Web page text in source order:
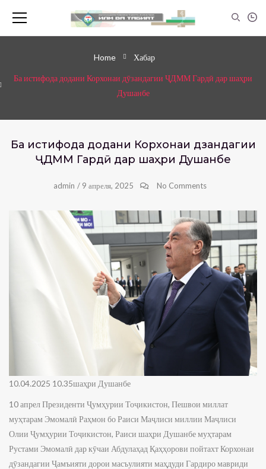
Home Хабар
Ба истифода додани Корхонаи дӯзандагии ҶДММ Гардӣ дар шаҳри
Душанбе
Ба истифода додани Корхонаи дӯзандагии
ҶДММ Гардӣ дар шаҳри Душанбе
admin / 9 апреля, 2025 No Comments
10.04.2025 10.35шаҳри Душанбе
10 апрел Президенти Ҷумҳурии Тоҷикистон, Пешвои миллат
муҳтарам Эмомалӣ Раҳмон бо Раиси Маҷлиси миллии Маҷлиси
Олии Ҷумҳурии Тоҷикистон, Раиси шаҳри Душанбе муҳтарам
Рустами Эмомалӣ дар кӯчаи Абдулаҳад Қаҳҳорови пойтахт Корхонаи
дӯзандагии Ҷамъияти дорои масъулияти маҳдуди Гардиро мавриди